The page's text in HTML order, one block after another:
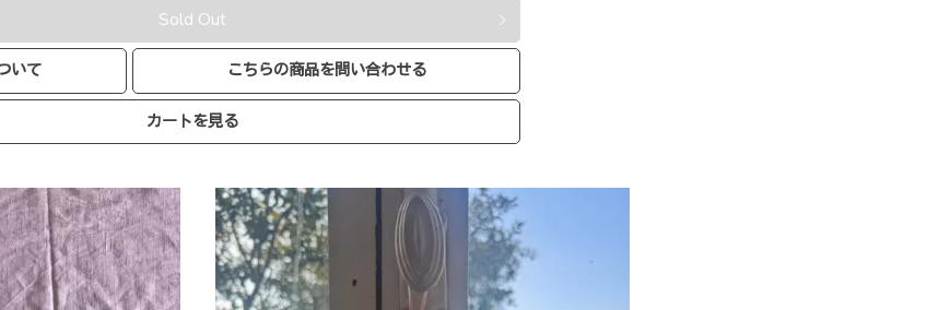
Sold Out
いて こちらの商品を問い合わせる
カートを見る